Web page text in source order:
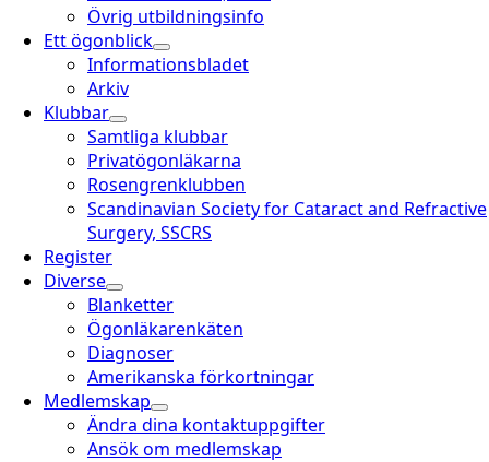
Övrig utbildningsinfo
Ett ögonblick
Informationsbladet
Arkiv
Klubbar
Samtliga klubbar
Privatögonläkarna
Rosengrenklubben
Scandinavian Society for Cataract and Refractive
Surgery, SSCRS
Register
Diverse
Blanketter
Ögonläkarenkäten
Diagnoser
Amerikanska förkortningar
Medlemskap
Ändra dina kontaktuppgifter
Ansök om medlemskap